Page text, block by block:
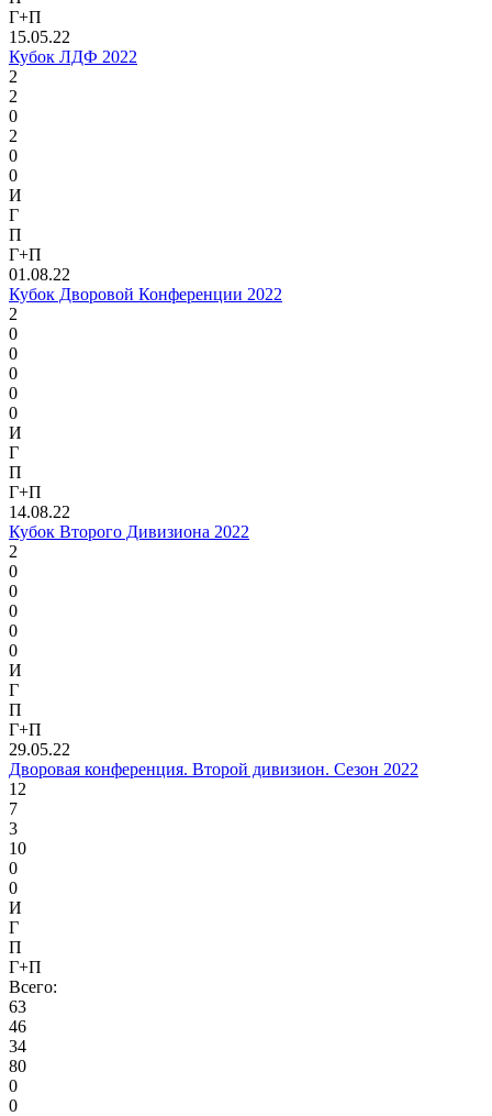
Г+П
15.05.22
Кубок ЛДФ 2022
2
2
0
2
0
0
И
Г
П
Г+П
01.08.22
Кубок Дворовой Конференции 2022
2
0
0
0
0
0
И
Г
П
Г+П
14.08.22
Кубок Второго Дивизиона 2022
2
0
0
0
0
0
И
Г
П
Г+П
29.05.22
Дворовая конференция. Второй дивизион. Сезон 2022
12
7
3
10
0
0
И
Г
П
Г+П
Всего:
63
46
34
80
0
0